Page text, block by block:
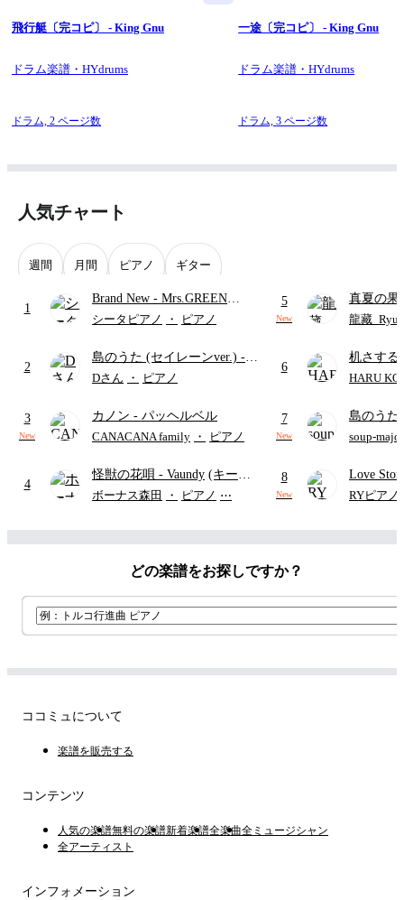
飛行艇〔完コピ〕 - King Gnu
ドラム楽譜・HYdrums
ドラム, 2 ページ数
一途〔完コピ〕 - King Gnu
ドラム楽譜・HYdrums
ドラム,3 ページ数
人気チャート
週間 月間 ピアノ ギター
1
Brand New - Mrs.GREEN
APPLE
シータピアノ ・ ピアノ
2
島のうた (セイレーンver.) -
セイレーン(CV.鈴木みのり)
ード・ペダル付き/『映画ちい
かわ 人魚の島のひみつ』よ
Dさん ・ ピアノ
3
New
カノン - パッヘルベル
CANACANA family ・ ピアノ
4
怪獣の花唄 - Vaundy (キーボ
ードパート)
ボーナス森田 ・ ピアノ ⋯
5
New
真夏の
ターズ
龍藏
6
机さする
HARU
7
New
島のうた
映画ちい
soup-majo
8
New
Love
RYピアノ
どの楽譜をお探しですか？
ココミュについて
楽譜を販売する
コンテンツ
人気の楽譜無料の楽譜新着楽譜全楽曲全ミュージシャン
全アーティスト
インフォメーション